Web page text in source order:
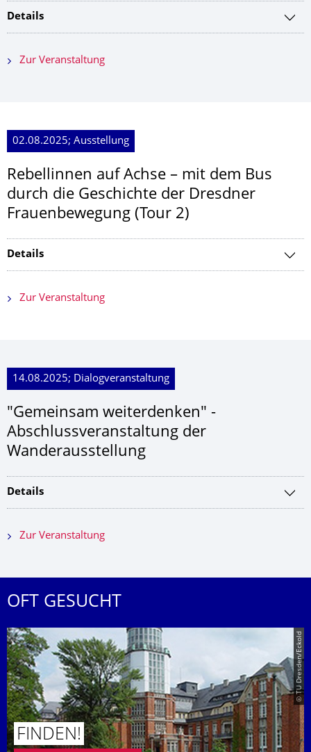
Details
Zur Veranstaltung
02.08.2025; Ausstellung
Rebellinnen auf Achse – mit dem Bus
durch die Geschichte der Dresdner
Frauenbewegung (Tour 2)
Details
Zur Veranstaltung
14.08.2025; Dialogveranstaltung
"Gemeinsam weiterdenken" -
Abschlussveranstal­tung der
Wanderausstellung
Details
Zur Veranstaltung
OFT GESUCHT
© TU Dresden/Eckold
FINDEN!